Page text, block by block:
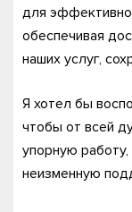
для
обеспечивая
наших услуг,
Я хотел бы
чтобы от всей
упорную
неизменную